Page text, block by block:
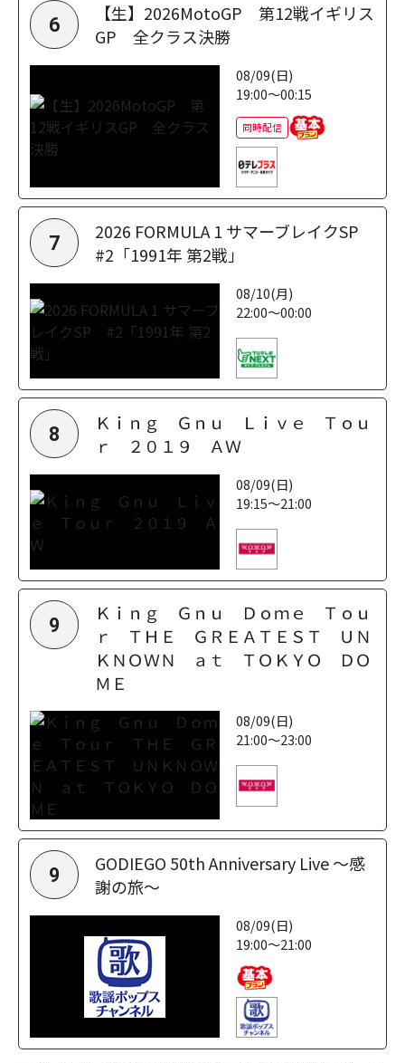
6
【生】2026MotoGP 第12戦イギリス
GP 全クラス決勝
08/09(日)
19:00～00:15
同時配信
7
2026 FORMULA 1 サマーブレイクSP
#2「1991年 第2戦」
08/10(月)
22:00～00:00
8
Ｋｉｎｇ Ｇｎｕ Ｌｉｖｅ Ｔｏｕ
ｒ ２０１９ ＡＷ
08/09(日)
19:15～21:00
9
Ｋｉｎｇ Ｇｎｕ Ｄｏｍｅ Ｔｏｕ
ｒ ＴＨＥ ＧＲＥＡＴＥＳＴ ＵＮ
ＫＮＯＷＮ ａｔ ＴＯＫＹＯ ＤＯ
ＭＥ
08/09(日)
21:00～23:00
9
GODIEGO 50th Anniversary Live ～感
謝の旅～
08/09(日)
19:00～21:00